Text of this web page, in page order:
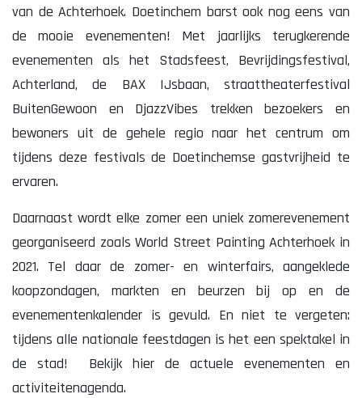
Openbaar vervoer
FAQ
Organisatie Binnenstadbedrijf Doetinchem
van de Achterhoek. Doetinchem barst ook nog eens van
de mooie evenementen! Met jaarlijks terugkerende
evenementen als het Stadsfeest, Bevrijdingsfestival,
Achterland, de BAX IJsbaan, straattheaterfestival
BuitenGewoon en DjazzVibes trekken bezoekers en
bewoners uit de gehele regio naar het centrum om
tijdens deze festivals de Doetinchemse gastvrijheid te
ervaren.
Daarnaast wordt elke zomer een uniek zomerevenement
georganiseerd zoals World Street Painting Achterhoek in
2021. Tel daar de zomer- en winterfairs, aangeklede
koopzondagen, markten en beurzen bij op en de
evenementenkalender is gevuld. En niet te vergeten:
tijdens alle nationale feestdagen is het een spektakel in
de stad! Bekijk hier de actuele evenementen en
activiteitenagenda.